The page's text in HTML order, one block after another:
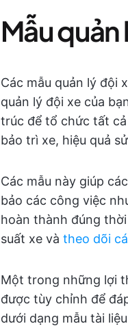
Mẫu quản
Các mẫu quản lý đội
quản lý đội xe của
trúc để tổ chức tất
bảo trì xe, hiệu quả
Các mẫu này giúp
bảo các công việc
hoàn thành đúng
suất xe và theo dõi
Một trong những lợi
được tùy chỉnh để
dưới dạng mẫu tài